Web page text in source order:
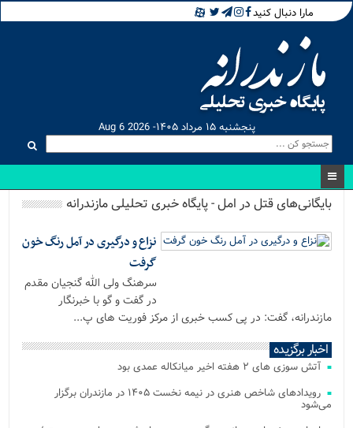
مارا دنبال کنید
پنجشنبه ۱۵ مرداد ۱۴۰۵- Aug 6 2026
بایگانی‌های قتل در امل - پایگاه خبری تحلیلی مازندرانه
نزاع و درگیری در آمل رنگ خون
گرفت
سرهنگ ولی الله گنجیان مقدم
در گفت و گو با خبرنگار
مازندرانه، گفت: در پی کسب خبری از مرکز فوریت های پ...
اخبار برگزیده
آتش‌ سوزی‌ های ۲ هفته اخیر میانکاله عمدی بود
رویدادهای شاخص هنری در نیمه نخست ۱۴۰۵ در مازندران برگزار
می‌شود